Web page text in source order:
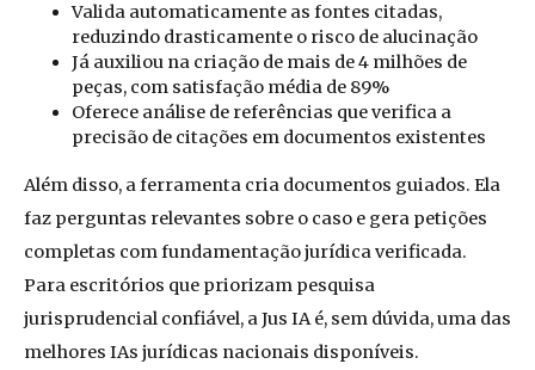
Valida automaticamente as fontes citadas,
reduzindo drasticamente o risco de alucinação
Já auxiliou na criação de mais de 4 milhões de
peças, com satisfação média de 89%
Oferece análise de referências que verifica a
precisão de citações em documentos existentes
Além disso, a ferramenta cria documentos guiados. Ela
faz perguntas relevantes sobre o caso e gera petições
completas com fundamentação jurídica verificada.
Para escritórios que priorizam pesquisa
jurisprudencial confiável, a Jus IA é, sem dúvida, uma das
melhores IAs jurídicas nacionais disponíveis.